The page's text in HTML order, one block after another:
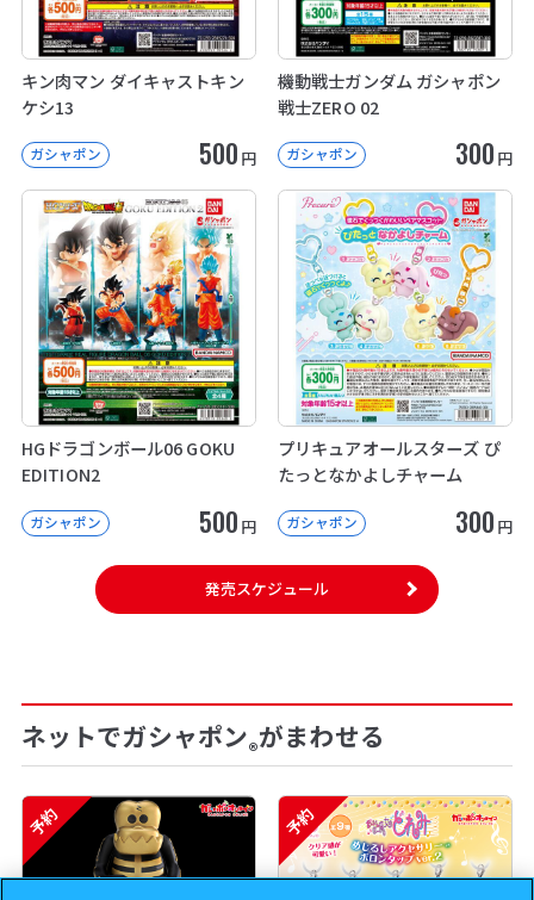
キン肉マン ダイキャストキン
ケシ13
ガシャポン 500 円
機動戦士ガンダム ガシャポン
戦士ZERO 02
ガシャポン 300 円
HGドラゴンボール06 GOKU
EDITION2
ガシャポン 500 円
プリキュアオールスターズ ぴ
たっとなかよしチャーム
ガシャポン 300 円
発売スケジュール
ネットでガシャポン®がまわせる
予約 予約